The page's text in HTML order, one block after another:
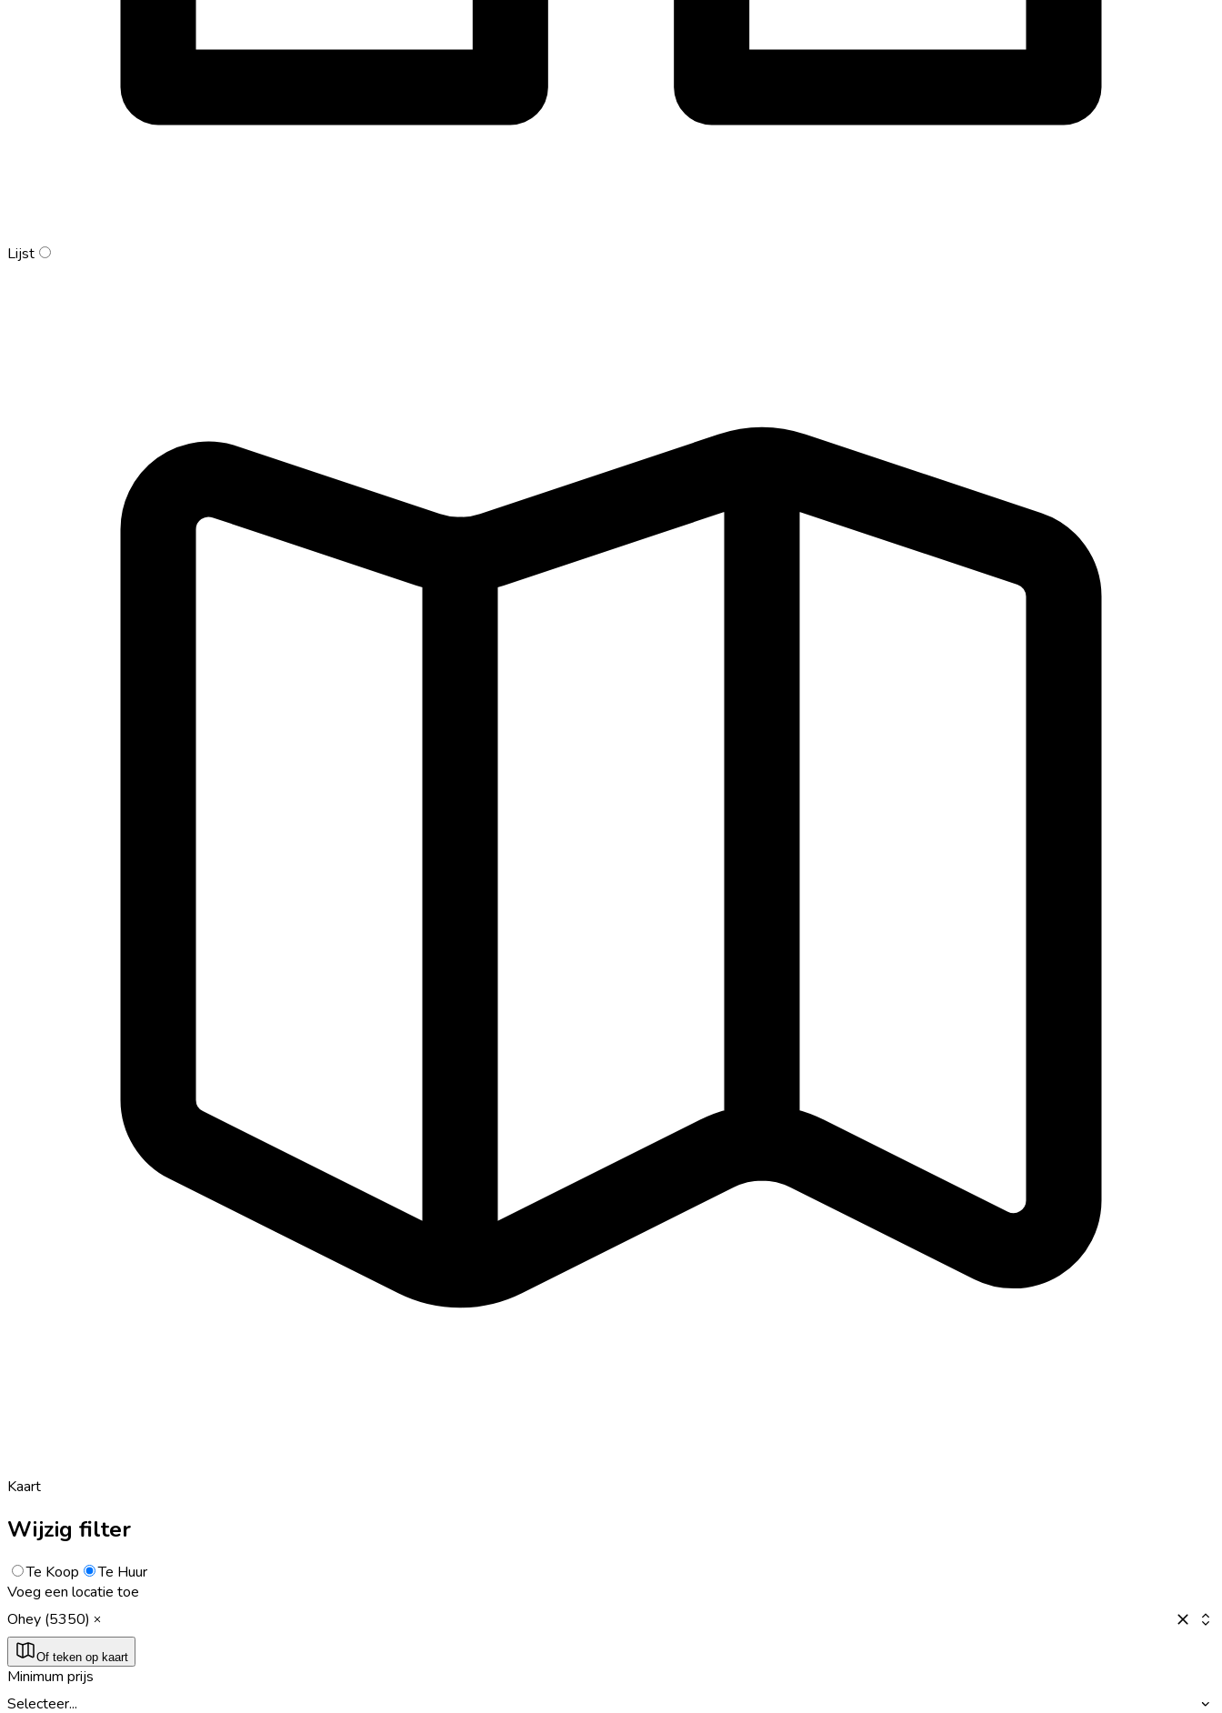
Lijst
Kaart
Wijzig filter
Te Koop
Te Huur
Voeg een locatie toe
Ohey (5350)
Of teken op kaart
Minimum prijs
Selecteer...